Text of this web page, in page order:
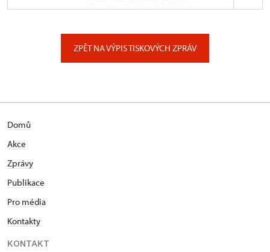
ZPĚT NA VÝPIS TISKOVÝCH ZPRÁV
Domů
Akce
Zprávy
Publikace
Pro média
Kontakty
KONTAKT